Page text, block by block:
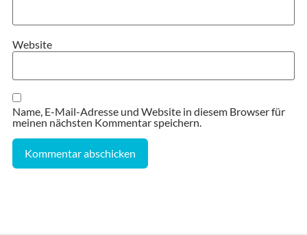
Website
Name, E-Mail-Adresse und Website in diesem Browser für
meinen nächsten Kommentar speichern.